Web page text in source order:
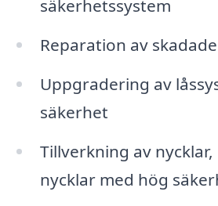
säkerhetssystem
Reparation av
Uppgradering av
säkerhet
Tillverkning av
nycklar med hög